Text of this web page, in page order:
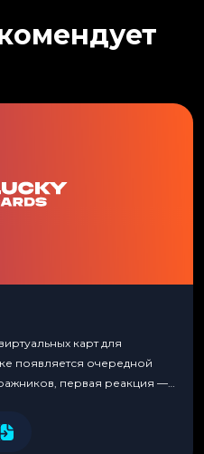
карт для
появляется очередной
первая реакция —
любой новый продукт,
LuckyCards — история